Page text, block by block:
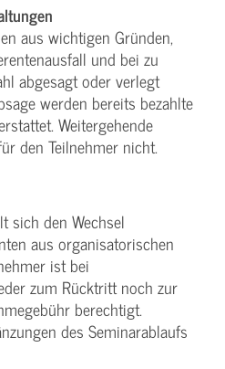
aus wichtigen Gründen,
und bei zu
abgesagt oder verlegt
werden bereits bezahlte
Weitergehende
den Teilnehmer nicht.
sich den Wechsel
aus organisatorischen
ist bei
zum Rücktritt noch zur
berechtigt.
des Seminarablaufs